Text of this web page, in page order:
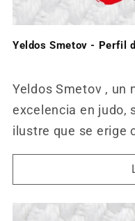
Yeldos Smetov - Perfil
Yeldos Smetov , un
excelencia en judo,
ilustre que se erige